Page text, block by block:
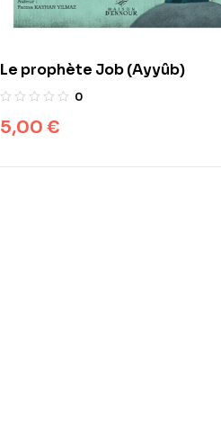
Le prophète Job (Ayyûb)
0
5,00 €